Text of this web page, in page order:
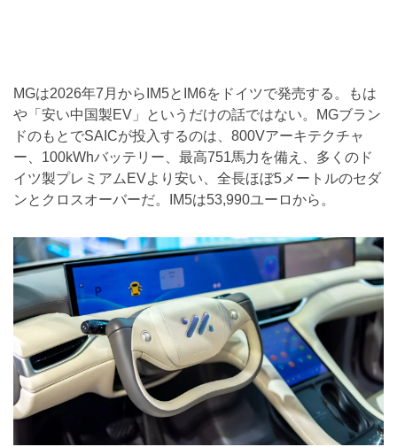
MGは2026年7月からIM5とIM6をドイツで発売する。もは
や「安い中国製EV」というだけの話ではない。MGブラン
ドのもとでSAICが投入するのは、800Vアーキテクチャ
ー、100kWhバッテリー、最高751馬力を備え、多くのド
イツ製プレミアムEVより安い、全長ほぼ5メートルのセダ
ンとクロスオーバーだ。IM5は53,990ユーロから。